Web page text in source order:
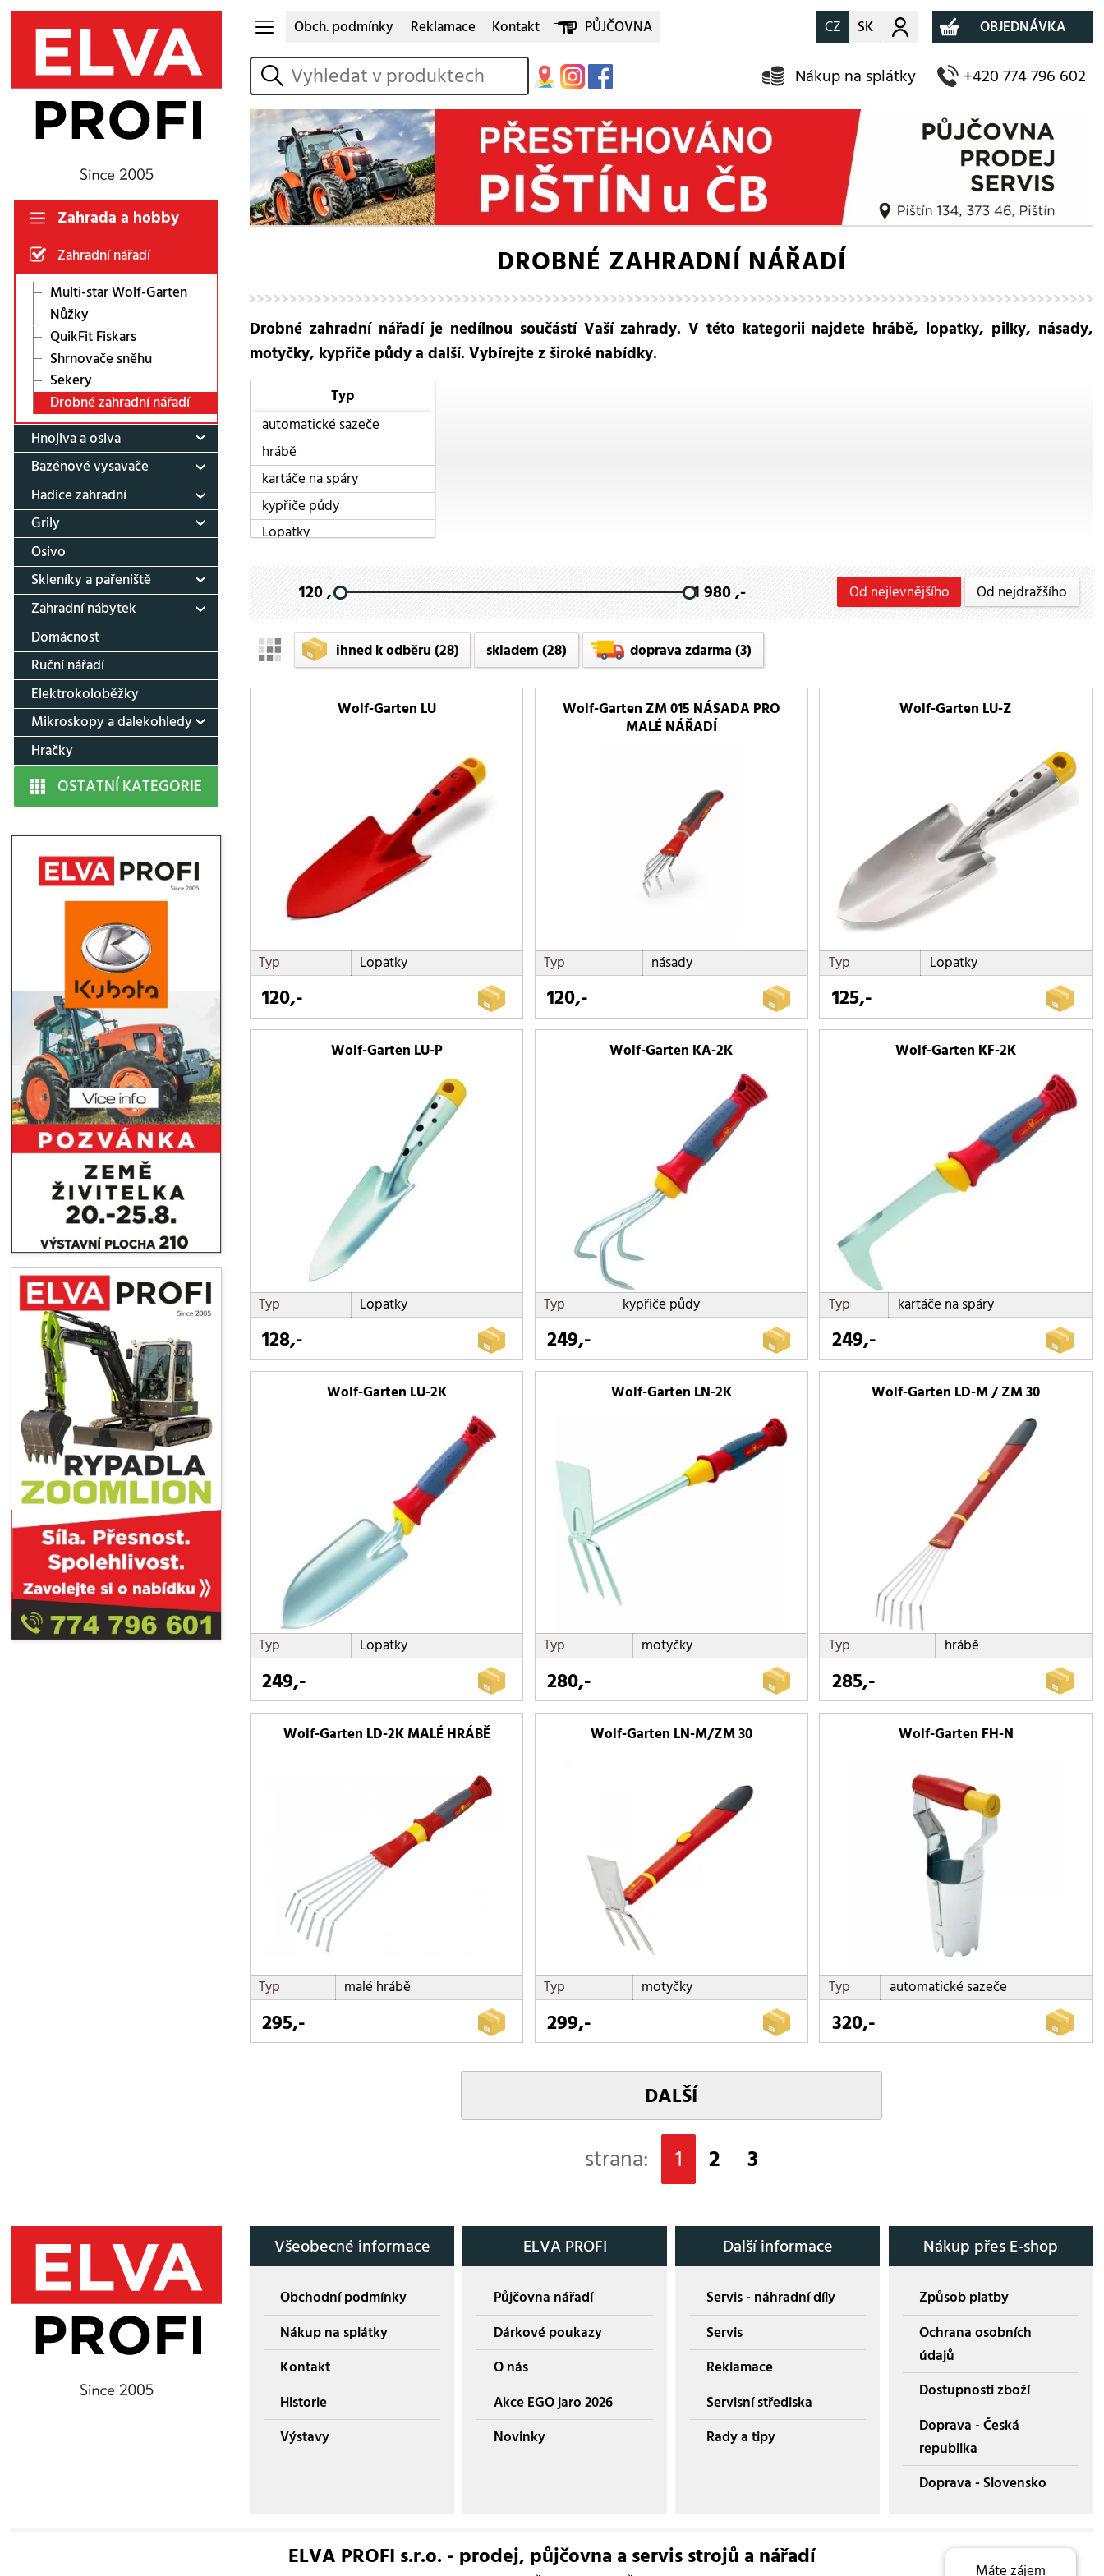
Zahrada a hobby
Zahradní nářadí
Multi-star Wolf-Garten
Nůžky
QuikFit Fiskars
Shrnovače sněhu
Sekery
Drobné zahradní nářadí
Hnojiva a osiva
Bazénové vysavače
Hadice zahradní
Grily
Osivo
Skleníky a pařeniště
Zahradní nábytek
Domácnost
Ruční nářadí
Elektrokoloběžky
Mikroskopy a dalekohledy
Hračky
OSTATNÍ KATEGORIE
Obch. podmínky Reklamace Kontakt PŮJČOVNA CZ SK Můj účet OBJEDNÁVKA
vyhledat Nákup na splátky +420 774 796 602
DROBNÉ ZAHRADNÍ NÁŘADÍ
Drobné zahradní nářadí je nedílnou součástí Vaší zahrady. V této kategorii najdete hrábě, lopatky, pilky, násady,
motyčky, kypřiče půdy a další. Vybírejte z široké nabídky.
Typ
automatické sazeče
hrábě
kartáče na spáry
kypřiče půdy
Lopatky
motyčky
násady
pilky
příslušenství
rýče
UM-M POŘADAČ NÁŘADÍ
120 ,- 1 980 ,- Od nejlevnějšího Od nejdražšího
ihned k odběru(28) skladem(28) doprava zdarma(3)
Wolf-Garten LU
Typ Lopatky
120,-
Wolf-Garten ZM 015 NÁSADA PRO
MALÉ NÁŘADÍ
Typ násady
120,-
Wolf-Garten LU-Z
Typ Lopatky
125,-
Wolf-Garten LU-P
Typ Lopatky
128,-
Wolf-Garten KA-2K
Typ kypřiče půdy
249,-
Wolf-Garten KF-2K
Typ kartáče na spáry
249,-
Wolf-Garten LU-2K
Typ Lopatky
249,-
Wolf-Garten LN-2K
Typ motyčky
280,-
Wolf-Garten LD-M / ZM 30
Typ hrábě
285,-
Wolf-Garten LD-2K MALÉ HRÁBĚ
Typ malé hrábě
295,-
Wolf-Garten LN-M/ZM 30
Typ motyčky
299,-
Wolf-Garten FH-N
Typ automatické sazeče
320,-
DALŠÍ
strana: 1 2 3
Všeobecné informace
Obchodní podmínky
Nákup na splátky
Kontakt
Historie
Výstavy
ELVA PROFI
Půjčovna nářadí
Dárkové poukazy
O nás
Akce EGO jaro 2026
Novinky
Další informace
Servis - náhradní díly
Servis
Reklamace
Servisní střediska
Rady a tipy
Nákup přes E-shop
Způsob platby
Ochrana osobních
údajů
Dostupnosti zboží
Doprava - Česká
republika
Doprava - Slovensko
ELVA PROFI s.r.o. - prodej, půjčovna a servis strojů a nářadí Máte zájem